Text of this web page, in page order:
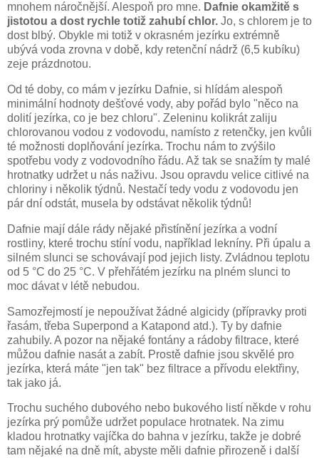
mnohem náročnější. Alespoň pro mne. Dafnie okamžitě s
jistotou a dost rychle totiž zahubí chlor. Jo, s chlorem je to
dost blbý. Obykle mi totiž v okrasném jezírku extrémně
ubývá voda zrovna v době, kdy retenční nádrž (6,5 kubíku)
zeje prázdnotou.
Od té doby, co mám v jezírku Dafnie, si hlídám alespoň
minimální hodnoty dešťové vody, aby pořád bylo "něco na
dolití jezírka, co je bez chloru". Zeleninu kolikrát zaliju
chlorovanou vodou z vodovodu, namísto z retenčky, jen kvůli
té možnosti doplňování jezírka. Trochu nám to zvýšilo
spotřebu vody z vodovodního řádu. Až tak se snažím ty malé
hrotnatky udržet u nás naživu. Jsou opravdu velice citlivé na
chloriny i několik týdnů. Nestačí tedy vodu z vodovodu jen
pár dní odstát, musela by odstávat několik týdnů!
Dafnie mají dále rády nějaké přistínění jezírka a vodní
rostliny, které trochu stíní vodu, například lekníny. Při úpalu a
silném slunci se schovávají pod jejich listy. Zvládnou teplotu
od 5 °C do 25 °C. V přehřátém jezírku na plném slunci to
moc dávat v létě nebudou.
Samozřejmostí je nepoužívat žádné algicidy (přípravky proti
řasám, třeba Superpond a Katapond atd.). Ty by dafnie
zahubily. A pozor na nějaké fontány a rádoby filtrace, které
můžou dafnie nasát a zabít. Prostě dafnie jsou skvělé pro
jezírka, která máte "jen tak" bez filtrace a přívodu elektřiny,
tak jako já.
Trochu suchého dubového nebo bukového listí někde v rohu
jezírka prý pomůže udržet populace hrotnatek. Na zimu
kladou hrotnatky vajíčka do bahna v jezírku, takže je dobré
tam nějaké na dně mít, abyste měli dafnie přirozeně i další